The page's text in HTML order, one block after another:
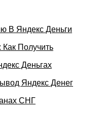
В Яндекс Деньги
Как Получить
Деньгах
Яндекс Денег
СНГ